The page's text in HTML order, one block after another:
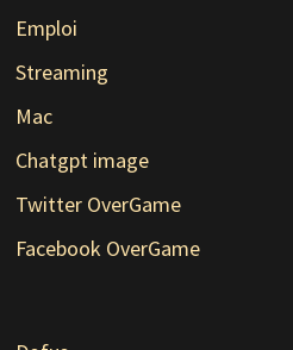
Emploi
Streaming
Mac
Chatgpt image
Twitter OverGame
Facebook OverGame